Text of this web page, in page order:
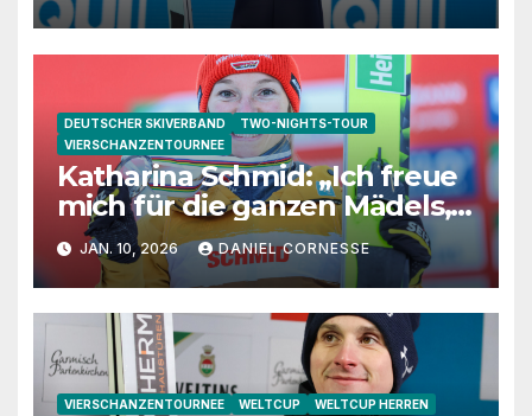
DEUTSCHER SKIVERBAND
TWO-NIGHTS-TOUR
VIERSCHANZENTOURNEE
Katharina Schmid: „Ich freue
mich für die ganzen Mädels,
dass sie die
Vierschanzentournee
genießen dürfen“
JAN. 10, 2026 DANIEL CORNESSE
VIERSCHANZENTOURNEE WELTCUP WELTCUP HERREN